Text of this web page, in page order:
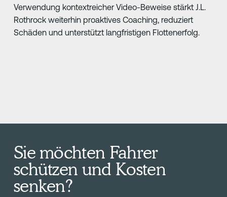
Verwendung kontextreicher Video-Beweise stärkt J.L.
Rothrock weiterhin proaktives Coaching, reduziert
Schäden und unterstützt langfristigen Flottenerfolg.
Sie möchten Fahrer
schützen und Kosten
senken?